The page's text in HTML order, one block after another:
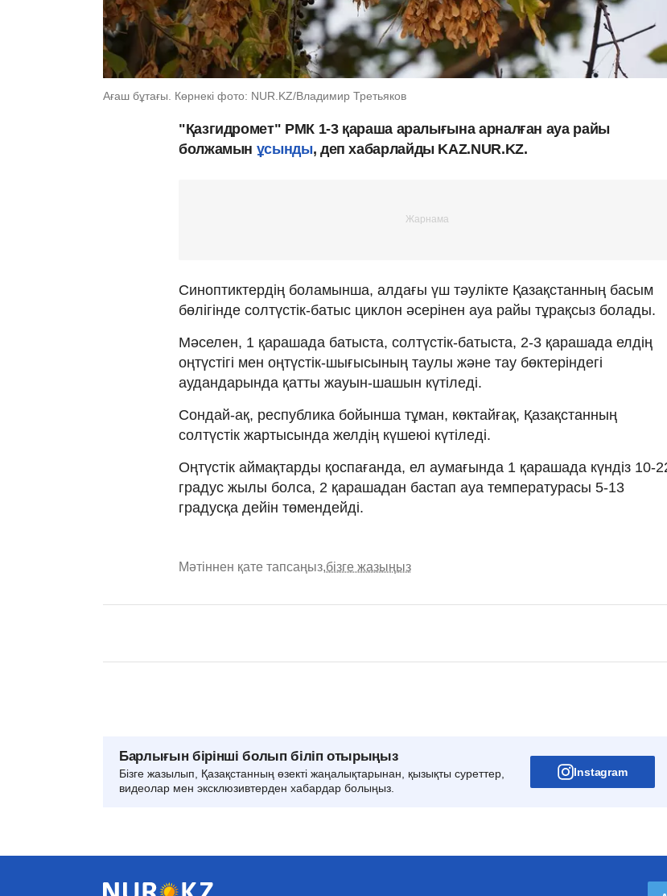
Ағаш бұтағы. Көрнекі фото: NUR.KZ/Владимир Третьяков
"Қазгидромет" РМК 1-3 қараша аралығына арналған ауа райы
болжамын ұсынды, деп хабарлайды KAZ.NUR.KZ.
Синоптиктердің боламынша, алдағы үш тәулікте Қазақстанның басым
бөлігінде солтүстік-батыс циклон әсерінен ауа райы тұрақсыз болады.
Мәселен, 1 қарашада батыста, солтүстік-батыста, 2-3 қарашада елдің
оңтүстігі мен оңтүстік-шығысының таулы және тау бөктеріндегі
аудандарында қатты жауын-шашын күтіледі.
Сондай-ақ, республика бойынша тұман, көктайғақ, Қазақстанның
солтүстік жартысында желдің күшеюі күтіледі.
Оңтүстік аймақтарды қоспағанда, ел аумағында 1 қарашада күндіз 10-
градус жылы болса, 2 қарашадан бастап ауа температурасы 5-13
градусқа дейін төмендейді.
Мәтіннен қате тапсаңыз,бізге жазыңыз
Барлығын бірінші болып біліп отырыңыз
Бізге жазылып, Қазақстанның өзекті жаңалықтарынан, қызықты суреттер,
видеолар мен эксклюзивтерден хабардар болыңыз.
Instagram